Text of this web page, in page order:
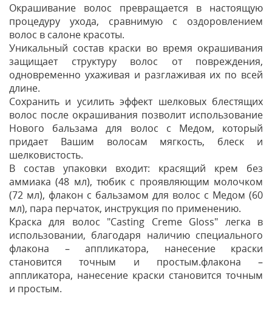
Окрашивание волос превращается в настоящую
процедуру ухода, сравнимую с оздоровлением
волос в салоне красоты.
Уникальный состав краски во время окрашивания
защищает структуру волос от повреждения,
одновременно ухаживая и разглаживая их по всей
длине.
Сохранить и усилить эффект шелковых блестящих
волос после окрашивания позволит использование
Нового бальзама для волос с Медом, который
придает Вашим волосам мягкость, блеск и
шелковистость.
В состав упаковки входит: красящий крем без
аммиака (48 мл), тюбик с проявляющим молочком
(72 мл), флакон с бальзамом для волос с Медом (60
мл), пара перчаток, инструкция по применению.
Краска для волос "Casting Creme Gloss" легка в
использовании, благодаря наличию специального
флакона – аппликатора, нанесение краски
становится точным и простым.флакона –
аппликатора, нанесение краски становится точным
и простым.